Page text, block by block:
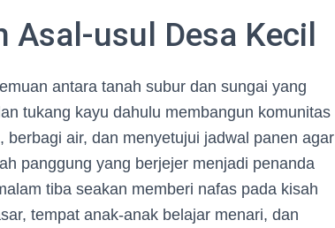
Asal-usul Desa Kecil
antara tanah subur dan sungai yang
tukang kayu dahulu membangun komunitas
air, dan menyetujui jadwal panen agar
panggung yang berjejer menjadi penanda
tiba seakan memberi nafas pada kisah
tempat anak-anak belajar menari, dan